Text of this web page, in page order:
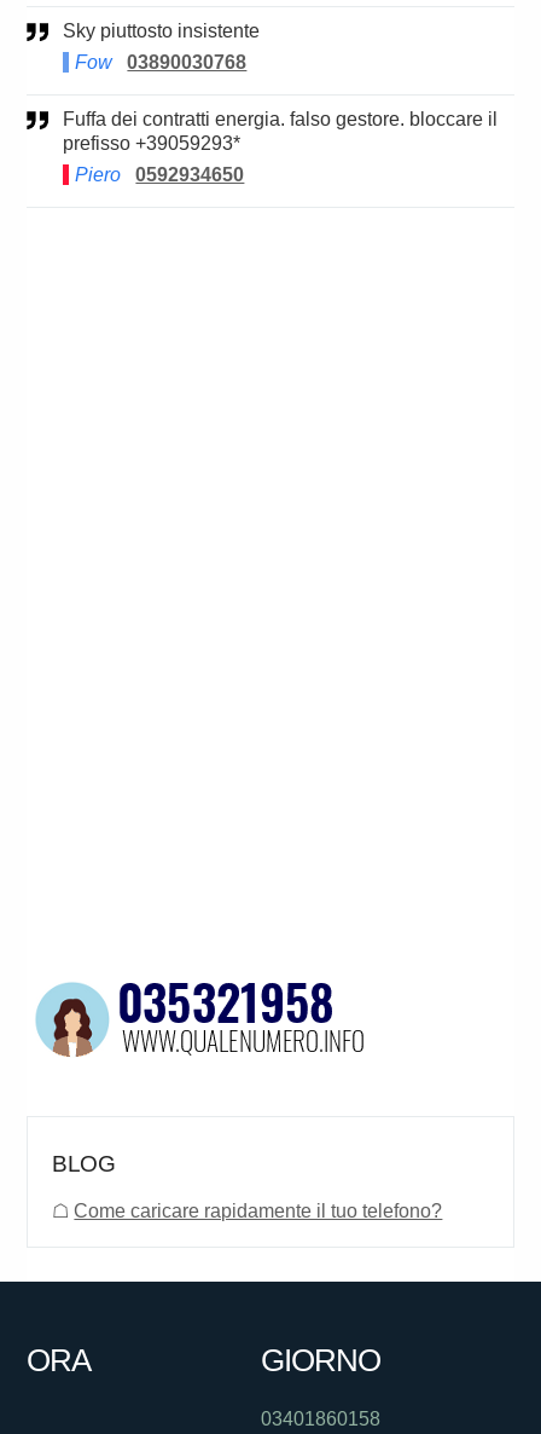
Sky piuttosto insistente
Fow
03890030768
Fuffa dei contratti energia. falso gestore. bloccare il
prefisso +39059293*
Piero
0592934650
BLOG
☖Come caricare rapidamente il tuo telefono?
ORA GIORNO
03401860158